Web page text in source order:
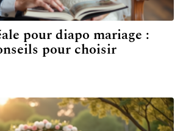
pour diapo mariage :
pour choisir